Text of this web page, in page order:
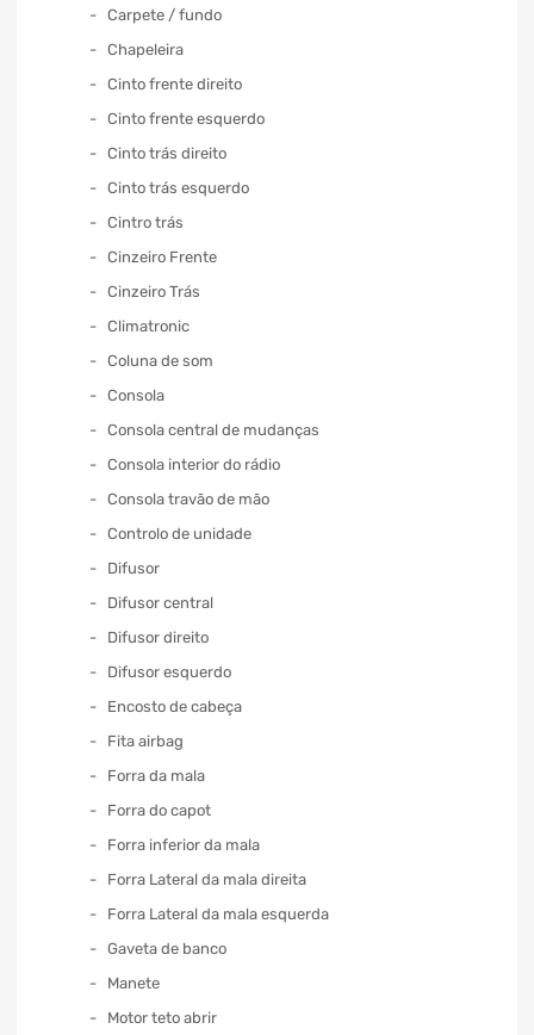
Carpete / fundo
Chapeleira
Cinto frente direito
Cinto frente esquerdo
Cinto trás direito
Cinto trás esquerdo
Cintro trás
Cinzeiro Frente
Cinzeiro Trás
Climatronic
Coluna de som
Consola
Consola central de mudanças
Consola interior do rádio
Consola travão de mão
Controlo de unidade
Difusor
Difusor central
Difusor direito
Difusor esquerdo
Encosto de cabeça
Fita airbag
Forra da mala
Forra do capot
Forra inferior da mala
Forra Lateral da mala direita
Forra Lateral da mala esquerda
Gaveta de banco
Manete
Motor teto abrir